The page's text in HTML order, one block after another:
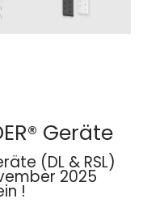
Geräte
(DL & RSL)
2025
!